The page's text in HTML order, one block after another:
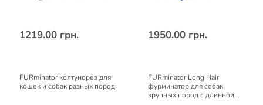
1219.00 грн.
FURminator колтунорез для
кошек и собак разных пород
1950.00 грн.
FURminator Long Hair
фурминатор для собак
крупных пород с длинной